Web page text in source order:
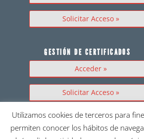
Solicitar Acceso »
GESTIÓN DE CERTIFICADOS
Acceder »
Solicitar Acceso »
¿ECHAS ALGO EN
Utilizamos cookies de terceros para
permiten conocer los hábitos de